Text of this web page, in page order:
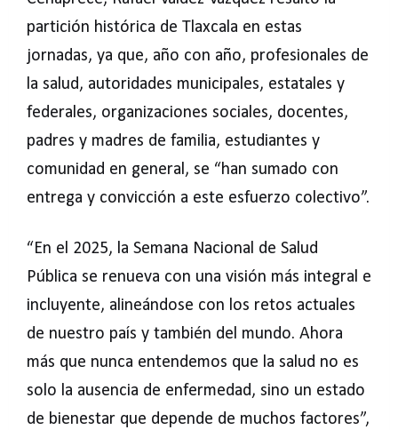
partición histórica de Tlaxcala en estas
jornadas, ya que, año con año, profesionales de
la salud, autoridades municipales, estatales y
federales, organizaciones sociales, docentes,
padres y madres de familia, estudiantes y
comunidad en general, se “han sumado con
entrega y convicción a este esfuerzo colectivo”.
“En el 2025, la Semana Nacional de Salud
Pública se renueva con una visión más integral e
incluyente, alineándose con los retos actuales
de nuestro país y también del mundo. Ahora
más que nunca entendemos que la salud no es
solo la ausencia de enfermedad, sino un estado
de bienestar que depende de muchos factores”,